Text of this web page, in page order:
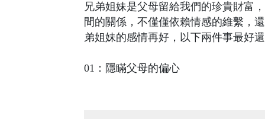
兄弟姐妹是父母留給我們的珍貴財富
間的關係，不僅僅依賴情感的維繫，
弟姐妹的感情再好，以下兩件事最好還
01：隱瞞父母的偏心